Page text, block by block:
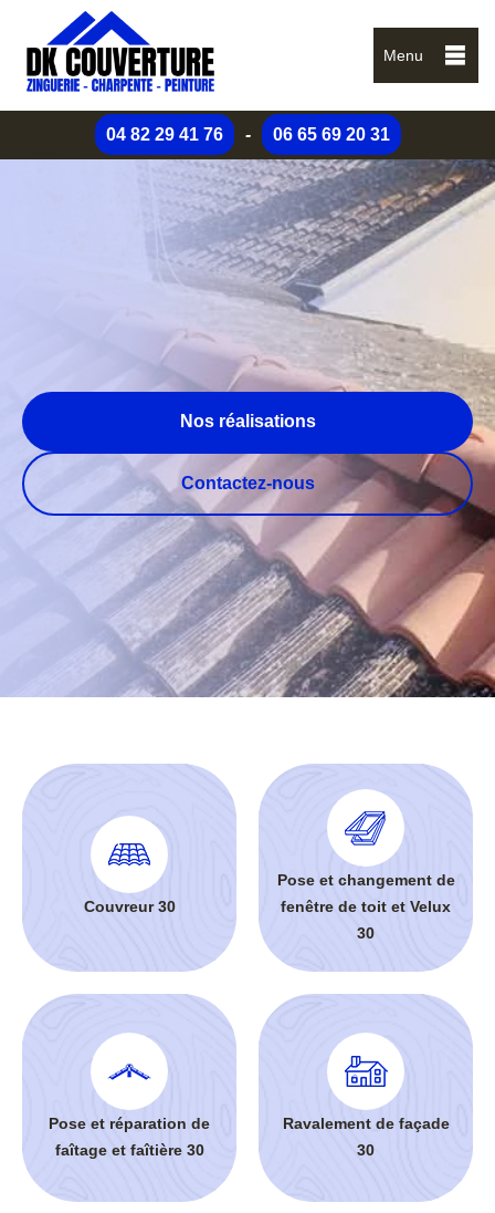
Menu
04 82 29 41 76 - 06 65 69 20 31
Nos réalisations
Contactez-nous
Couvreur 30
Pose et changement de
fenêtre de toit et Velux
30
Pose et réparation de
faîtage et faîtière 30
Ravalement de façade
30